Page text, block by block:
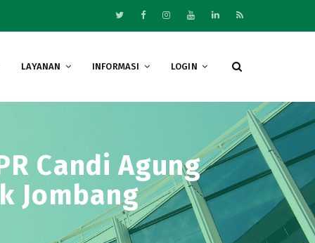
LAYANAN INFORMASI LOGIN
Candi Agung
Jombang